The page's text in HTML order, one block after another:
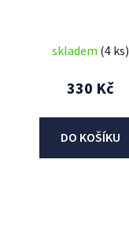
skladem (4 ks)
330 Kč
DO KOŠÍKU